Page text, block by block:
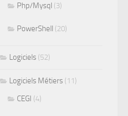
Php/Mysql (3)
PowerShell (20)
Logiciels (52)
Logiciels Métiers (11)
CEGI (4)